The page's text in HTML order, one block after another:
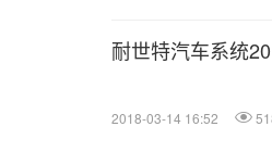
耐世特汽车系统
2018-03-14 16:52